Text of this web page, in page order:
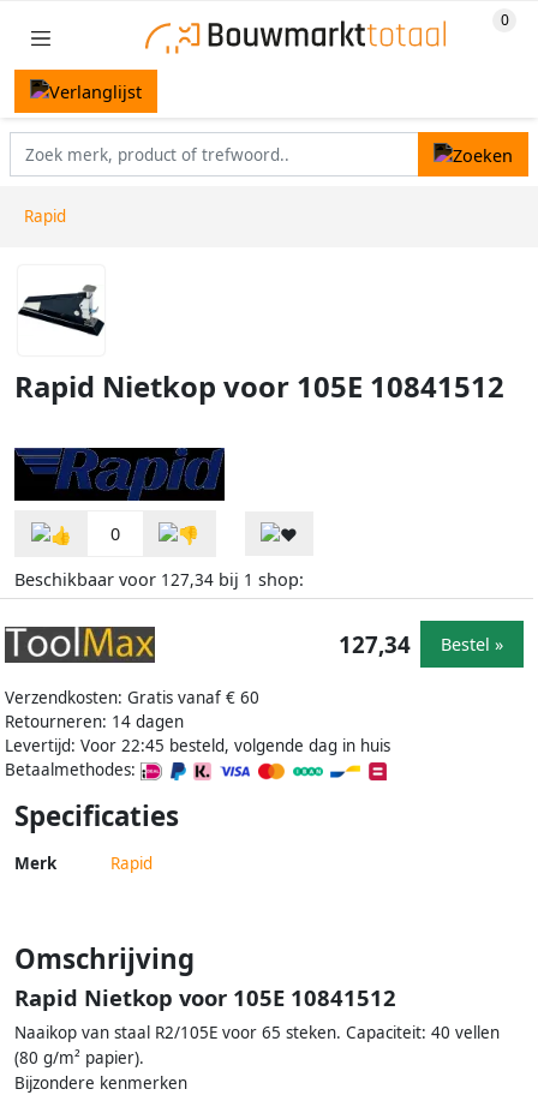
Rapid
Rapid Nietkop voor 105E 10841512
0
Beschikbaar voor 127,34 bij 1 shop:
Verzendkosten: Gratis vanaf € 60
Retourneren: 14 dagen
Levertijd: Voor 22:45 besteld, volgende dag in huis
Betaalmethodes:
127,34 Bestel »
Specificaties
Merk Rapid
Omschrijving
Rapid Nietkop voor 105E 10841512
Naaikop van staal R2/105E voor 65 steken. Capaciteit: 40 vellen
(80 g/m² papier).
Bijzondere kenmerken